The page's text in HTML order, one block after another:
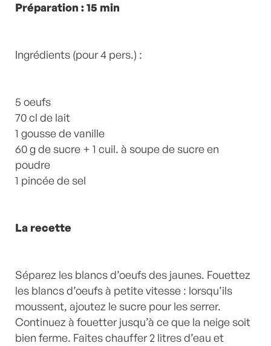
en équilibre - ,- Recette -
Préparation : 15 min
Ingrédients (pour 4 pers.) :
5 oeufs
70 cl de lait
1 gousse de vanille
60 g de sucre + 1 cuil. à soupe de sucre en
poudre
1 pincée de sel
La recette
Séparez les blancs d’oeufs des jaunes. Fouettez
les blancs d’oeufs à petite vitesse : lorsqu’ils
moussent, ajoutez le sucre pour les serrer.
Continuez à fouetter jusqu’à ce que la neige soit
bien ferme. Faites chauffer 2 litres d’eau et